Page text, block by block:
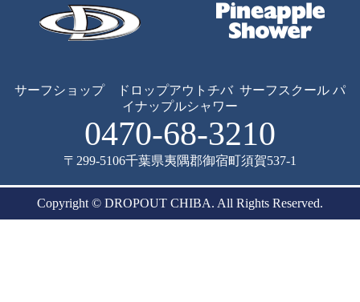
サーフショップ ドロップアウトチバ サーフスクール パ
イナップルシャワー
0470-68-3210
〒299-5106千葉県夷隅郡御宿町須賀537-1
Copyright © DROPOUT CHIBA. All Rights Reserved.